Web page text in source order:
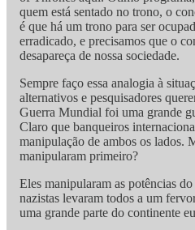
quem está sentado no trono, o
é que há um trono para ser
erradicado, e precisamos que o
desapareça de nossa sociedade.
Sempre faço essa analogia à
alternativos e pesquisadores
Guerra Mundial foi uma grande
Claro que banqueiros
manipulação de ambos os lados.
manipularam primeiro?
Eles manipularam as potências
nazistas levaram todos a um
uma grande parte do continente